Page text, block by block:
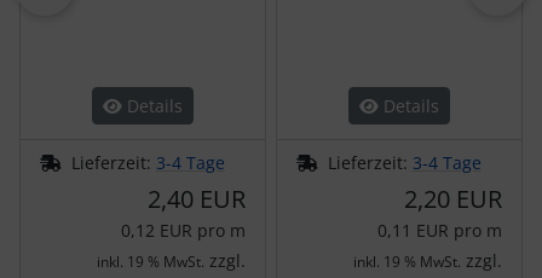
Details
Lieferzeit: 3-4 Tage
2,40 EUR
0,12 EUR pro m
inkl. 19 % MwSt. zzgl.
Details
Lieferzeit: 3-4 Tage
2,20 EUR
0,11 EUR pro m
inkl. 19 % MwSt. zzgl.